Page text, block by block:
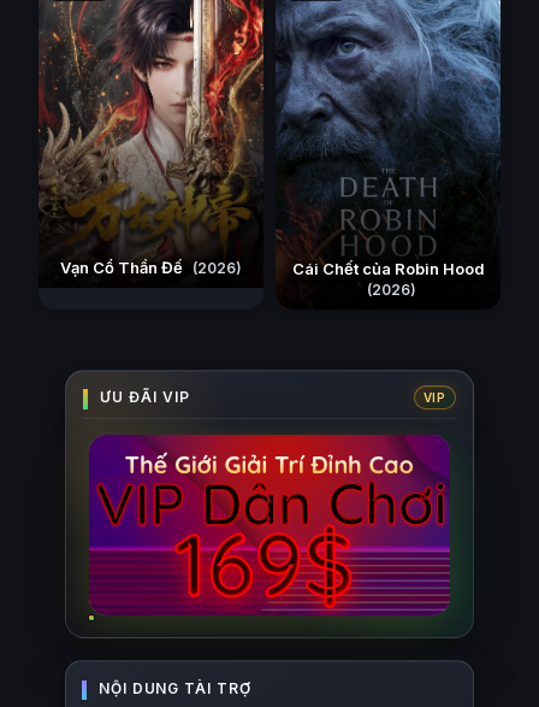
Vạn Cổ Thần Đế (2026) Cái Chết của Robin Hood
(2026)